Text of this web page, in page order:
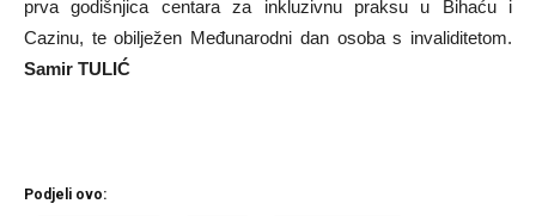
prva godišnjica centara za inkluzivnu praksu u Bihaću i
Cazinu, te obilježen Međunarodni dan osoba s invaliditetom.
Samir TULIĆ
Podjeli ovo: